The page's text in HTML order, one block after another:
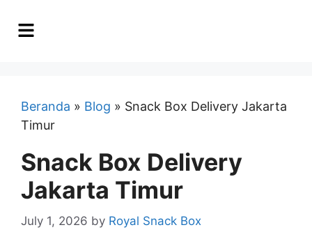
Beranda » Blog » Snack Box Delivery Jakarta
Timur
Snack Box Delivery
Jakarta Timur
July 1, 2026 by Royal Snack Box